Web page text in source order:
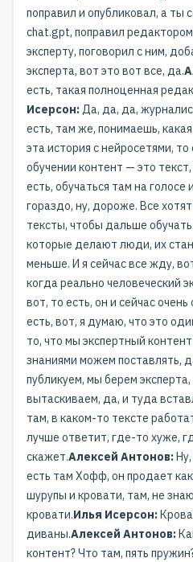
поправил и опубликовал, а ты
chat.gpt, поправил
эксперту, поговорил с ним,
эксперта, вот это вот все, да.
есть, такая полноценная
Исерсон:Да, да, да,
есть, там же, понимаешь,
эта история с нейросетями,
обучении контент — это
есть, обучаться там на голосе
гораздо, ну, дороже. Все
тексты, чтобы дальше
которые делают люди, их
меньше. И я сейчас все жду,
когда реально человеческий
вот, то есть, он и сейчас
есть, вот, я думаю, что это
то, что мы экспертный
знаниями можем поставлять,
публикуем, мы берем
вытаскиваем, да, и туда
там, в каком-то тексте
лучше ответит, где-то хуже,
скажет.Алексей Антонов:
есть там Хофф, он продает
шурупы и кровати, там, не
кровати.Илья Исерсон:
диваны.Алексей Антонов:
контент? Что там, пять